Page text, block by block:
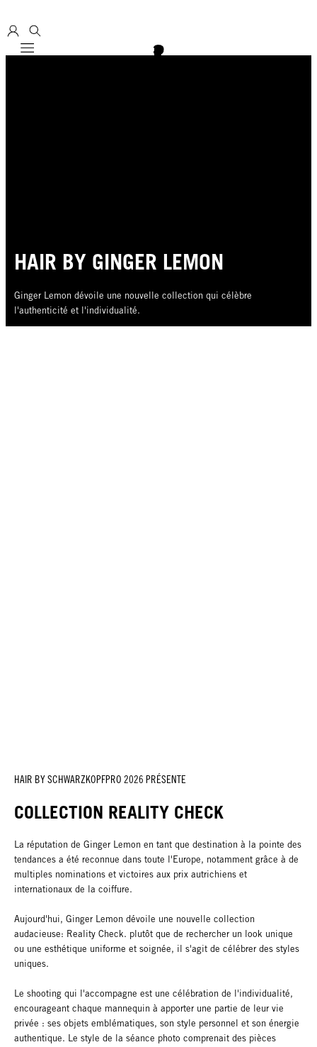
Mobile navigation
HAIR BY GINGER LEMON
Ginger Lemon dévoile une nouvelle collection qui célèbre
l'authenticité et l'individualité.
HAIR BY SCHWARZKOPFPRO 2026 PRÉSENTE
COLLECTION REALITY CHECK
La réputation de Ginger Lemon en tant que destination à la pointe des
tendances a été reconnue dans toute l'Europe, notamment grâce à de
multiples nominations et victoires aux prix autrichiens et
internationaux de la coiffure.
Aujourd'hui, Ginger Lemon dévoile une nouvelle collection
audacieuse: Reality Check. plutôt que de rechercher un look unique
ou une esthétique uniforme et soignée, il s'agit de célébrer des styles
uniques.
Le shooting qui l'accompagne est une célébration de l'individualité,
encourageant chaque mannequin à apporter une partie de leur vie
privée : ses objets emblématiques, son style personnel et son énergie
authentique. Le style de la séance photo comprenait des pièces